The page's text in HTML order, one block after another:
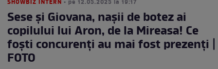
SHOWBIZ INTERN • pe 12.05.2025 la 19:17
Sese și Giovana, nașii de botez ai
copilului lui Aron, de la Mireasa! Ce
foști concurenți au mai fost prezenți |
FOTO